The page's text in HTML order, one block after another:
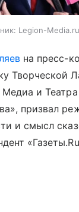
Legion-Media.ru
на пресс-
Творческой
Медиа и
призвал
и смысл